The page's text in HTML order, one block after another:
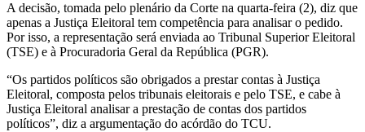
A decisão, tomada pelo plenário da Corte na quarta-feira (2), diz que
apenas a Justiça Eleitoral tem competência para analisar o pedido.
Por isso, a representação será enviada ao Tribunal Superior Eleitoral
(TSE) e à Procuradoria Geral da República (PGR).
“Os partidos políticos são obrigados a prestar contas à Justiça
Eleitoral, composta pelos tribunais eleitorais e pelo TSE, e cabe à
Justiça Eleitoral analisar a prestação de contas dos partidos
políticos”, diz a argumentação do acórdão do TCU.